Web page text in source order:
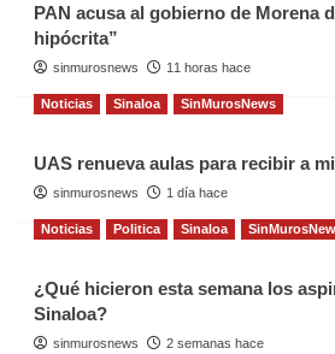
PAN acusa al gobierno de Morena
hipócrita”
sinmurosnews 11 horas hace
Noticias Sinaloa SinMurosNews
UAS renueva aulas para recibir a
sinmurosnews 1 día hace
Noticias Politica Sinaloa
¿Qué hicieron esta semana los
Sinaloa?
sinmurosnews 2 semanas hace